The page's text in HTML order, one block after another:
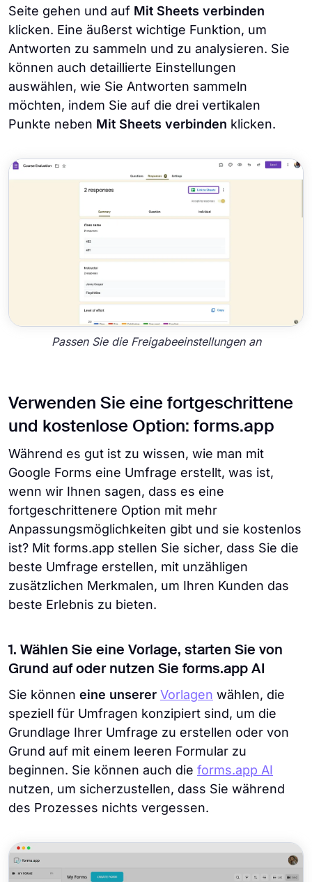
Seite gehen und auf Mit Sheets verbinden
klicken. Eine äußerst wichtige Funktion, um
Antworten zu sammeln und zu analysieren. Sie
können auch detaillierte Einstellungen
auswählen, wie Sie Antworten sammeln
möchten, indem Sie auf die drei vertikalen
Punkte neben Mit Sheets verbinden klicken.
Passen Sie die Freigabeeinstellungen an
Verwenden Sie eine fortgeschrittene
und kostenlose Option: forms.app
Während es gut ist zu wissen, wie man mit
Google Forms eine Umfrage erstellt, was ist,
wenn wir Ihnen sagen, dass es eine
fortgeschrittenere Option mit mehr
Anpassungsmöglichkeiten gibt und sie kostenlos
ist? Mit forms.app stellen Sie sicher, dass Sie die
beste Umfrage erstellen, mit unzähligen
zusätzlichen Merkmalen, um Ihren Kunden das
beste Erlebnis zu bieten.
1. Wählen Sie eine Vorlage, starten Sie von
Grund auf oder nutzen Sie forms.app AI
Sie können eine unserer Vorlagen wählen, die
speziell für Umfragen konzipiert sind, um die
Grundlage Ihrer Umfrage zu erstellen oder von
Grund auf mit einem leeren Formular zu
beginnen. Sie können auch die forms.app AI
nutzen, um sicherzustellen, dass Sie während
des Prozesses nichts vergessen.